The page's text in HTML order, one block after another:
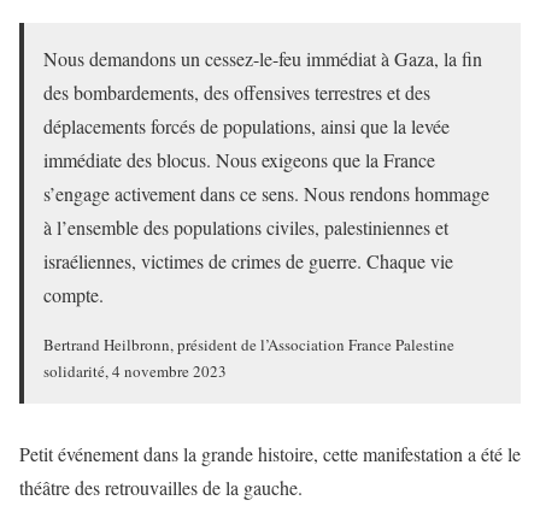
Nous demandons un cessez-le-feu immédiat à Gaza, la fin
des bombardements, des offensives terrestres et des
déplacements forcés de populations, ainsi que la levée
immédiate des blocus. Nous exigeons que la France
s’engage activement dans ce sens. Nous rendons hommage
à l’ensemble des populations civiles, palestiniennes et
israéliennes, victimes de crimes de guerre. Chaque vie
compte.
Bertrand Heilbronn, président de l’Association France Palestine
solidarité, 4 novembre 2023
Petit événement dans la grande histoire, cette manifestation a été le
théâtre des retrouvailles de la gauche.